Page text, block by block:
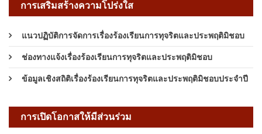
การเสริมสร้างความโปร่งใส
แนวปฏิบัติการจัดการเรื่องร้องเรียนการทุจริตและประพฤติมิชอบ
ช่องทางแจ้งเรื่องร้องเรียนการทุจริตและประพฤติมิชอบ
ข้อมูลเชิงสถิติเรื่องร้องเรียนการทุจริตและประพฤติมิชอบประจำปี
การเปิดโอกาสให้มีส่วนร่วม